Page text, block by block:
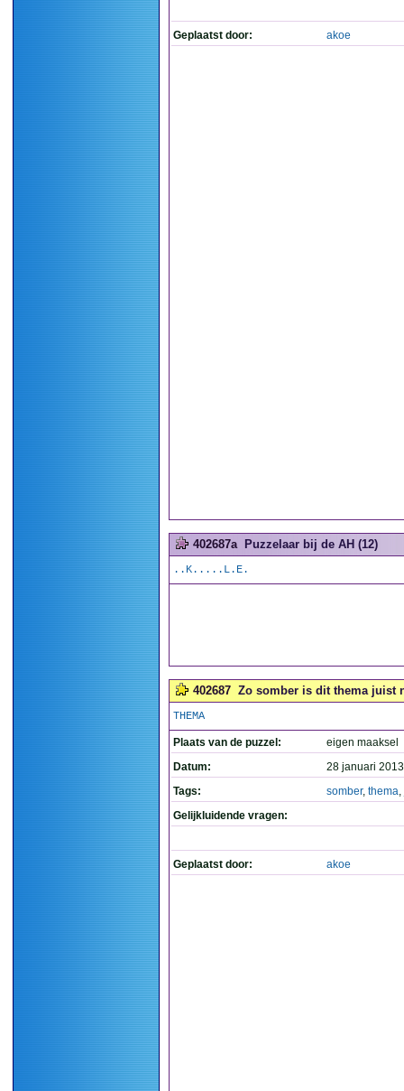
Geplaatst door: akoe
402687a Puzzelaar bij de AH (12)
..K.....L.E.
402687 Zo somber is dit thema juist
THEMA
Plaats van de puzzel:
eigen maaksel
Datum:
28 januari
Tags:
somber, thema,
Gelijkluidende vragen:
Geplaatst door: akoe